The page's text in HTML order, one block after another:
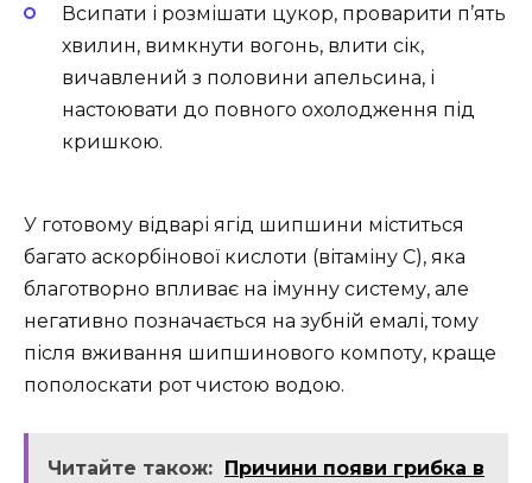
Всипати і розмішати цукор, проварити п’ять
хвилин, вимкнути вогонь, влити сік,
вичавлений з половини апельсина, і
настоювати до повного охолодження під
кришкою.
У готовому відварі ягід шипшини міститься
багато аскорбінової кислоти (вітаміну C), яка
благотворно впливає на імунну систему, але
негативно позначається на зубній емалі, тому
після вживання шипшинового компоту, краще
пополоскати рот чистою водою.
Читайте також: Причини появи грибка в